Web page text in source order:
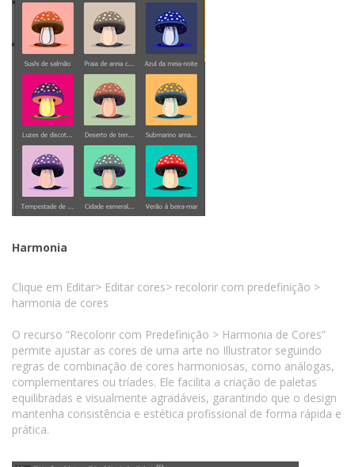
Harmonia
Clique em Editar> Editar cores> recolorir com predefinição >
harmonia de cores
O recurso “Recolorir com Predefinição > Harmonia de Cores”
permite ajustar as cores de uma arte no Illustrator seguindo
regras de combinação de cores harmoniosas, como análogas,
complementares ou tríades. Ele facilita a criação de paletas
equilibradas e visualmente agradáveis, garantindo que o design
mantenha consistência e estética profissional de forma rápida e
prática.